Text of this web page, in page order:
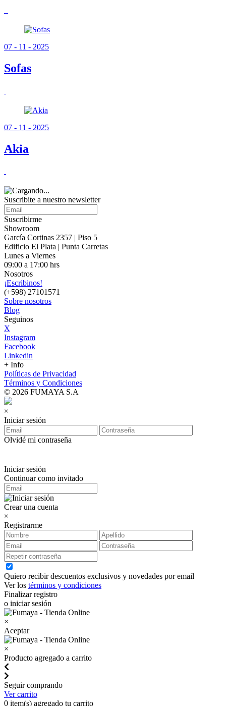
07 - 11 - 2025
Sofas
07 - 11 - 2025
Akia
Suscribite a nuestro newsletter
Suscribirme
Showroom
García Cortinas 2357 | Piso 5
Edificio El Plata | Punta Carretas
Lunes a Viernes
09:00 a 17:00 hrs
Nosotros
¡Escribinos!
(+598) 27101571
Sobre nosotros
Blog
Seguinos
X
Instagram
Facebook
Linkedin
+ Info
Políticas de Privacidad
Términos y Condiciones
© 2026 FUMAYA S.A
×
Iniciar sesión
Olvidé mi contraseña
Iniciar sesión
Continuar como invitado
Crear una cuenta
×
Registrarme
Quiero recibir descuentos exclusivos y novedades por email
Ver los términos y condiciones
Finalizar registro
o iniciar sesión
×
Aceptar
×
Producto agregado a carrito
Seguir comprando
Ver carrito
0 item(s) agregado tu carrito